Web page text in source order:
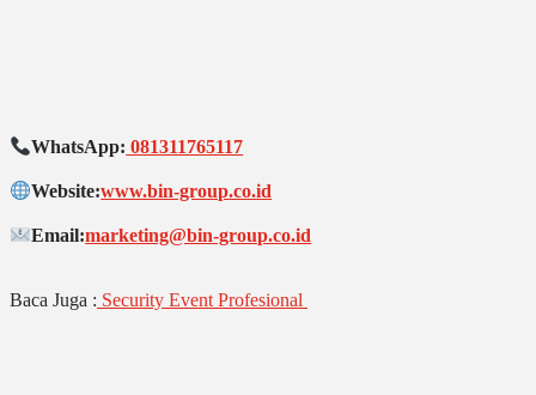
WhatsApp: 081311765117
Website:www.bin-group.co.id
Email:marketing@bin-group.co.id
Baca Juga : Security Event Profesional